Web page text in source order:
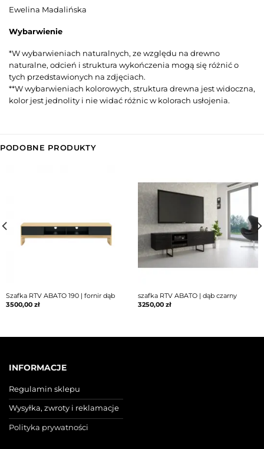
Ewelina Madalińska
Wybarwienie
*W wybarwieniach naturalnych, ze względu na drewno
naturalne, odcień i struktura wykończenia mogą się różnić o
tych przedstawionych na zdjęciach.
**W wybarwieniach kolorowych, struktura drewna jest widoczna,
kolor jest jednolity i nie widać różnic w kolorach usłojenia.
PODOBNE PRODUKTY
Szafka RTV ABATO 190 | fornir dąb
3500,00 zł
szafka RTV ABATO | dąb czarny
3250,00 zł
INFORMACJE
Regulamin sklepu
Wysyłka, zwroty i reklamacje
Polityka prywatności